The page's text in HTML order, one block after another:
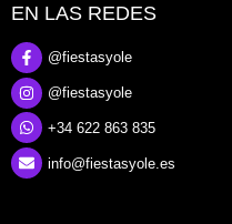
EN LAS REDES
@fiestasyole
@fiestasyole
+34 622 863 835
info@fiestasyole.es